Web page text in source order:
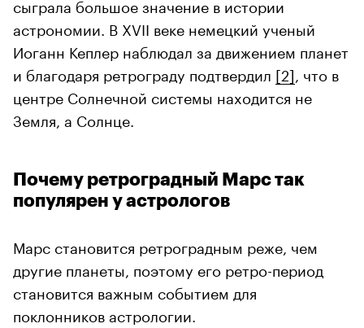
сыграла большое значение в истории
астрономии. В XVII веке немецкий ученый
Иоганн Кеплер наблюдал за движением планет
и благодаря ретрограду подтвердил [2] , что в
центре Солнечной системы находится не
Земля, а Солнце.
Почему ретроградный Марс так
популярен у астрологов
Марс становится ретроградным реже, чем
другие планеты, поэтому его ретро-период
становится важным событием для
поклонников астрологии.